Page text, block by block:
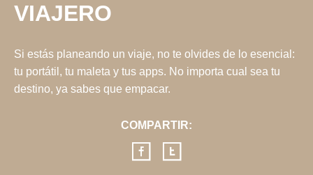
VIAJERO
Si estás planeando un viaje, no te olvides de lo esencial:
tu portátil, tu maleta y tus apps. No importa cual sea tu
destino, ya sabes que empacar.
COMPARTIR: